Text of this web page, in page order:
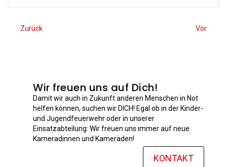
Zurück Vor
Wir freuen uns auf Dich!
Damit wir auch in Zukunft anderen Menschen in Not
helfen können, suchen wir DICH! Egal ob in der Kinder-
und Jugendfeuerwehr oder in unserer
Einsatzabteilung: Wir freuen uns immer auf neue
Kameradinnen und Kameraden!
KONTAKT